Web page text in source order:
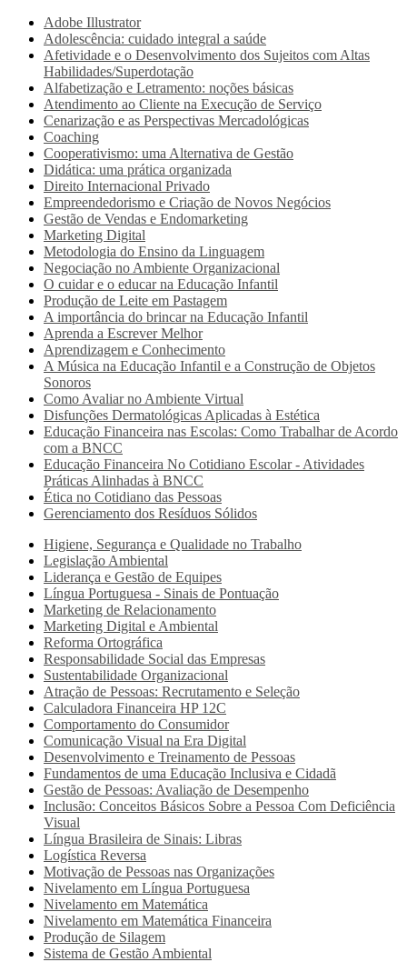
Adobe Illustrator
Adolescência: cuidado integral a saúde
Afetividade e o Desenvolvimento dos Sujeitos com Altas
Habilidades/Superdotação
Alfabetização e Letramento: noções básicas
Atendimento ao Cliente na Execução de Serviço
Cenarização e as Perspectivas Mercadológicas
Coaching
Cooperativismo: uma Alternativa de Gestão
Didática: uma prática organizada
Direito Internacional Privado
Empreendedorismo e Criação de Novos Negócios
Gestão de Vendas e Endomarketing
Marketing Digital
Metodologia do Ensino da Linguagem
Negociação no Ambiente Organizacional
O cuidar e o educar na Educação Infantil
Produção de Leite em Pastagem
A importância do brincar na Educação Infantil
Aprenda a Escrever Melhor
Aprendizagem e Conhecimento
A Música na Educação Infantil e a Construção de Objetos
Sonoros
Como Avaliar no Ambiente Virtual
Disfunções Dermatológicas Aplicadas à Estética
Educação Financeira nas Escolas: Como Trabalhar de Acordo
com a BNCC
Educação Financeira No Cotidiano Escolar - Atividades
Práticas Alinhadas à BNCC
Ética no Cotidiano das Pessoas
Gerenciamento dos Resíduos Sólidos
Higiene, Segurança e Qualidade no Trabalho
Legislação Ambiental
Liderança e Gestão de Equipes
Língua Portuguesa - Sinais de Pontuação
Marketing de Relacionamento
Marketing Digital e Ambiental
Reforma Ortográfica
Responsabilidade Social das Empresas
Sustentabilidade Organizacional
Atração de Pessoas: Recrutamento e Seleção
Calculadora Financeira HP 12C
Comportamento do Consumidor
Comunicação Visual na Era Digital
Desenvolvimento e Treinamento de Pessoas
Fundamentos de uma Educação Inclusiva e Cidadã
Gestão de Pessoas: Avaliação de Desempenho
Inclusão: Conceitos Básicos Sobre a Pessoa Com Deficiência
Visual
Língua Brasileira de Sinais: Libras
Logística Reversa
Motivação de Pessoas nas Organizações
Nivelamento em Língua Portuguesa
Nivelamento em Matemática
Nivelamento em Matemática Financeira
Produção de Silagem
Sistema de Gestão Ambiental